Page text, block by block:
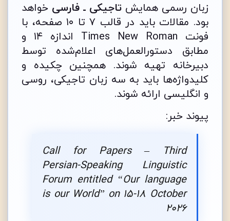
زبان رسمی همایش تاجیکی ـ فارسی خواهد
بود. مقالات باید در قالب ۷ تا ۱۰ صفحه، با
فونت Times New Roman اندازه ۱۴ و
مطابق دستورالعمل‌های اعلام‌شده توسط
دبیرخانه تهیه شوند. همچنین چکیده و
کلیدواژه‌ها باید به سه زبان تاجیکی، روسی
و انگلیسی ارائه شوند.
پیوند خبر:
Call for Papers – Third
Persian-Speaking Linguistic
Forum entitled “Our language
is our World” on 15-18 October
2026